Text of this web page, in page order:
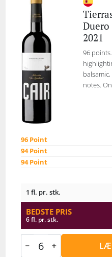
2021
96
notes.
96 Point
94 Point
94 Point
1 fl. pr. stk.
BEDSTE PRIS
6 fl. pr. stk.